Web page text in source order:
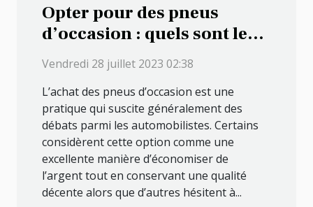
Opter pour des pneus
d’occasion : quels sont les
avantages que cela
présente ?
Vendredi 28 juillet 2023 02:38
L’achat des pneus d’occasion est une
pratique qui suscite généralement des
débats parmi les automobilistes. Certains
considèrent cette option comme une
excellente manière d’économiser de
l’argent tout en conservant une qualité
décente alors que d’autres hésitent à...